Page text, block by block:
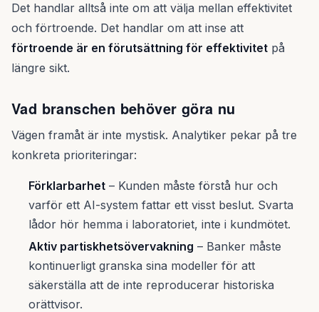
Det handlar alltså inte om att välja mellan effektivitet
och förtroende. Det handlar om att inse att
förtroende är en förutsättning för effektivitet på
längre sikt.
Vad branschen behöver göra nu
Vägen framåt är inte mystisk. Analytiker pekar på tre
konkreta prioriteringar:
Förklarbarhet – Kunden måste förstå hur och
varför ett AI-system fattar ett visst beslut. Svarta
lådor hör hemma i laboratoriet, inte i kundmötet.
Aktiv partiskhetsövervakning – Banker måste
kontinuerligt granska sina modeller för att
säkerställa att de inte reproducerar historiska
orättvisor.